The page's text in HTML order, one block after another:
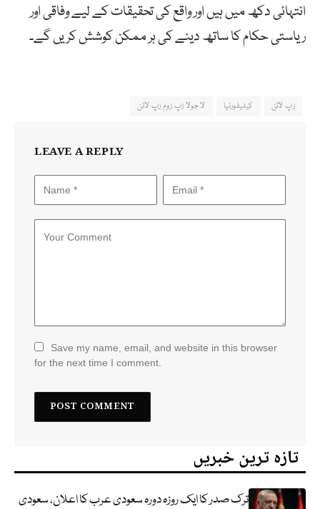
انتہائی دکھ میں ہیں اور واقع کی تحقیقات کے لیے وفاقی اور
ریاستی حکام کا ساتھ دینے کی ہر ممکن کوشش کریں گے۔
زپ لائن کیلیفورنیا لا جولا زپ زوم زپ لائن
LEAVE A REPLY
Save my name, email, and website in this browser
for the next time I comment.
تازہ ترین خبریں
ترک صدر کا ایک روزہ دورہ سعودی عرب کا اعلان، سعودی